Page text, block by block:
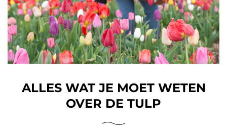
ALLES WAT JE MOET WETEN
OVER DE TULP